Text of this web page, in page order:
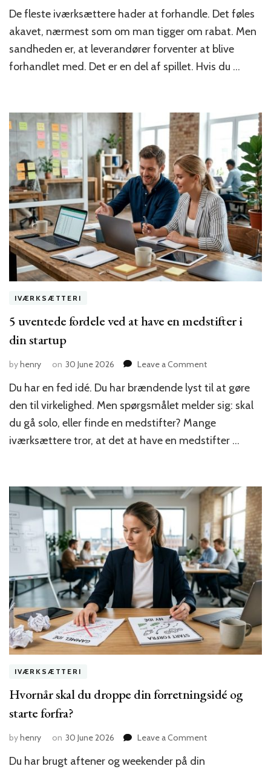
forhandler
du
leverandører
som
De fleste iværksættere hader at forhandle. Det føles
akavet, nærmest som om man tigger om rabat. Men
sandheden er, at leverandører forventer at blive
forhandlet med. Det er en del af spillet. Hvis du …
IVÆRKSÆTTERI
5 uventede fordele ved at have en medstifter i
din startup
byhenry on 30 June 2026 Leave a Commenton
uventede
fordele
at
have
din
startup
Du har en fed idé. Du har brændende lyst til at gøre
den til virkelighed. Men spørgsmålet melder sig: skal
du gå solo, eller finde en medstifter? Mange
iværksættere tror, at det at have en medstifter …
IVÆRKSÆTTERI
Hvornår skal du droppe din forretningsidé og
starte forfra?
by henry on 30 June 2026 Leave a Commenton
Du har brugt aftener og weekender på din